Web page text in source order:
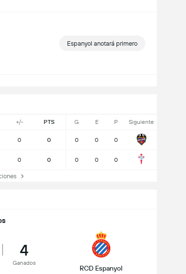
Espanyol anotará primero
+/- PTS G E P Siguiente
0 0 0 0 0
0 0 0 0 0
4
Ganados
RCD Espanyol